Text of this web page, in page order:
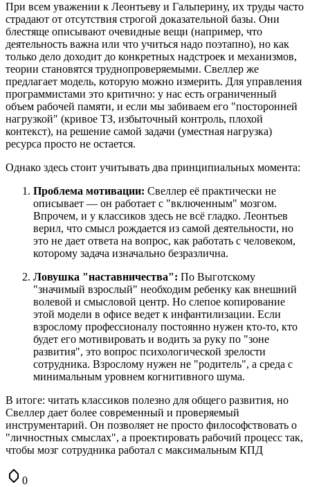
При всем уважении к Леонтьеву и Гальперину, их труды часто
страдают от отсутствия строгой доказательной базы. Они
блестяще описывают очевидные вещи (например, что
деятельность важна или что учиться надо поэтапно), но как
только дело доходит до конкретных надстроек и механизмов,
теории становятся труднопроверяемыми. Свеллер же
предлагает модель, которую можно измерить. Для управления
программистами это критично: у нас есть ограниченный
объем рабочей памяти, и если мы забиваем его "посторонней
нагрузкой" (кривое ТЗ, избыточный контроль, плохой
контекст), на решение самой задачи (уместная нагрузка)
ресурса просто не остается.
Однако здесь стоит учитывать два принципиальных момента:
Проблема мотивации: Свеллер её практически не
описывает — он работает с "включенным" мозгом.
Впрочем, и у классиков здесь не всё гладко. Леонтьев
верил, что смысл рождается из самой деятельности, но
это не дает ответа на вопрос, как работать с человеком,
которому задача изначально безразлична.
Ловушка "наставничества": По Выготскому
"значимый взрослый" необходим ребенку как внешний
волевой и смысловой центр. Но слепое копирование
этой модели в офисе ведет к инфантилизации. Если
взрослому профессионалу постоянно нужен кто-то, кто
будет его мотивировать и водить за руку по "зоне
развития", это вопрос психологической зрелости
сотрудника. Взрослому нужен не "родитель", а среда с
минимальным уровнем когнитивного шума.
В итоге: читать классиков полезно для общего развития, но
Свеллер дает более современный и проверяемый
инструментарий. Он позволяет не просто философствовать о
"личностных смыслах", а проектировать рабочий процесс так,
чтобы мозг сотрудника работал с максимальным КПД
0